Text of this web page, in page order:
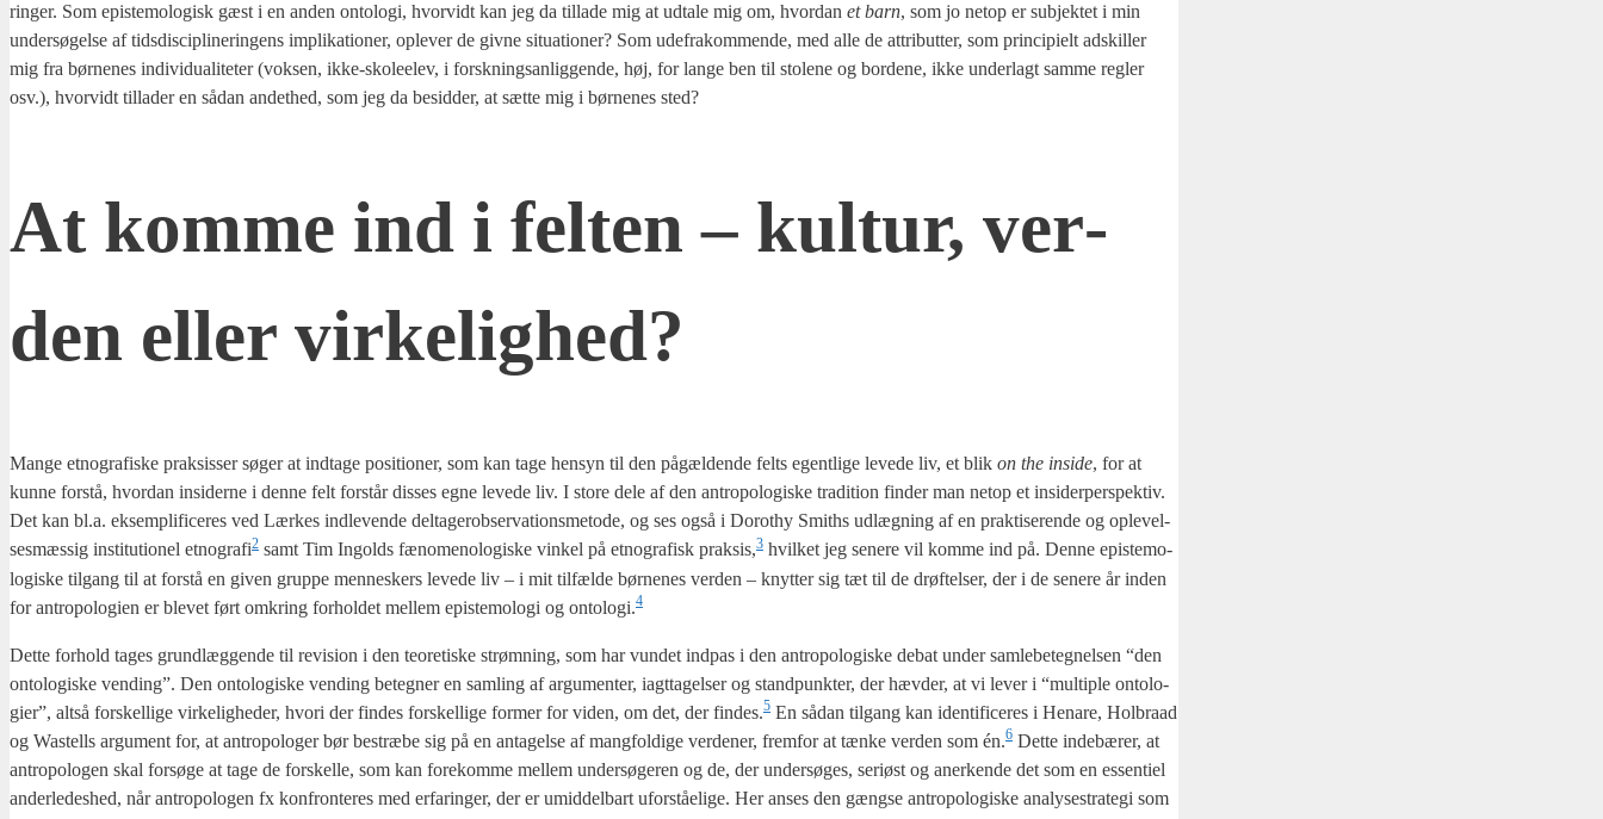
ring­er. Som epi­ste­mo­lo­gisk gæst i en anden onto­lo­gi, hvor­vidt kan jeg da til­la­de mig at udta­le mig om, hvor­dan et barn, som jo net­op er sub­jek­tet i min
under­sø­gel­se af tids­di­sci­pli­ne­rin­gens impli­ka­tio­ner, ople­ver de giv­ne situ­a­tio­ner? Som ude­frakom­men­de, med alle de attri­but­ter, som prin­ci­pi­elt adskil­ler
mig fra bør­ne­nes indi­vi­du­a­li­te­ter (vok­sen, ikke-sko­le­e­lev, i forsk­nings­an­lig­gen­de, høj, for lan­ge ben til sto­le­ne og bor­de­ne, ikke under­lagt sam­me reg­ler
osv.), hvor­vidt til­la­der en sådan andet­hed, som jeg da besid­der, at sæt­te mig i bør­ne­nes sted?
At kom­me ind i fel­ten – kul­tur, ver­
den eller vir­ke­lig­hed?
Man­ge etno­gra­fi­ske prak­sis­ser søger at ind­ta­ge posi­tio­ner, som kan tage hen­syn til den pågæl­den­de felts egent­li­ge leve­de liv, et blik on the insi­de, for at
kun­ne for­stå, hvor­dan insi­der­ne i den­ne felt for­står dis­ses egne leve­de liv. I sto­re dele af den antro­po­lo­gi­ske tra­di­tion fin­der man net­op et insi­der­per­spek­tiv.
Det kan bl.a. eksem­pli­fi­ce­res ved Lær­kes ind­le­ven­de del­ta­gerob­ser­va­tions­me­to­de, og ses også i Dor­o­t­hy Smit­hs udlæg­ning af en prak­ti­se­ren­de og ople­vel­
ses­mæs­sig insti­tu­tio­nel etnografi2 samt Tim Ingolds fæno­meno­lo­gi­ske vin­kel på etno­gra­fisk praksis,3 hvil­ket jeg sene­re vil kom­me ind på. Den­ne epi­ste­mo­
lo­gi­ske til­gang til at for­stå en given grup­pe men­ne­skers leve­de liv – i mit til­fæl­de bør­ne­nes ver­den – knyt­ter sig tæt til de drøf­tel­ser, der i de sene­re år inden
for antro­po­lo­gi­en er ble­vet ført omkring for­hol­det mel­lem epi­ste­mo­lo­gi og ontologi.4
Det­te for­hold tages grund­læg­gen­de til revi­sion i den teo­re­ti­ske strøm­ning, som har vun­det ind­pas i den antro­po­lo­gi­ske debat under sam­le­be­teg­nel­sen “den
onto­lo­gi­ske ven­ding”. Den onto­lo­gi­ske ven­ding beteg­ner en sam­ling af argu­men­ter, iagt­ta­gel­ser og stand­punk­ter, der hæv­der, at vi lever i “mul­tip­le onto­lo­
gi­er”, alt­så for­skel­li­ge vir­ke­lig­he­der, hvori der fin­des for­skel­li­ge for­mer for viden, om det, der findes.5 En sådan til­gang kan iden­ti­fi­ce­res i Hena­re, Hol­braad
og Wastells argu­ment for, at antro­po­lo­ger bør bestræ­be sig på en anta­gel­se af mang­fol­di­ge ver­de­ner, frem­for at tæn­ke ver­den som én.6 Det­te inde­bæ­rer, at
antro­po­lo­gen skal for­sø­ge at tage de for­skel­le, som kan fore­kom­me mel­lem under­sø­ge­ren og de, der under­sø­ges, seri­øst og aner­ken­de det som en essen­ti­el
ander­le­des­hed, når antro­po­lo­gen fx kon­fron­te­res med erfa­ring­er, der er umid­del­bart ufor­stå­e­li­ge. Her anses den gængse antro­po­lo­gi­ske ana­ly­se­stra­te­gi som